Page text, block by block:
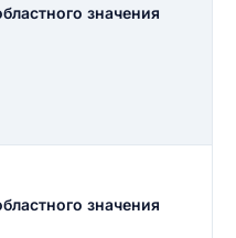
значения
значения